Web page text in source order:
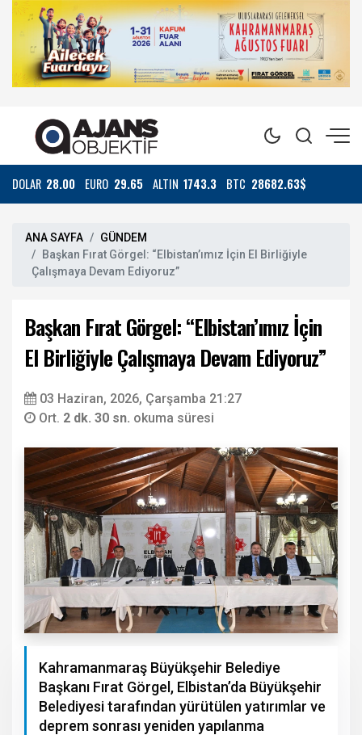
DOLAR 28.00 EURO 29.65 ALTIN 1743.3 BTC 28682.63$
ANA SAYFA
GÜNDEM
Başkan Fırat Görgel: “Elbistan’ımız İçin El Birliğiyle
Çalışmaya Devam Ediyoruz”
Başkan Fırat Görgel: “Elbistan’ımız İçin
El Birliğiyle Çalışmaya Devam Ediyoruz”
03 Haziran, 2026, Çarşamba 21:27
Ort. 2 dk. 30 sn. okuma süresi
Kahramanmaraş Büyükşehir Belediye
Başkanı Fırat Görgel, Elbistan’da Büyükşehir
Belediyesi tarafından yürütülen yatırımlar ve
deprem sonrası yeniden yapılanma